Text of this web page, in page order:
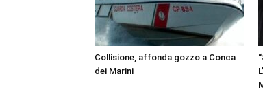
Collisione, affonda gozzo a Conca
dei Marini